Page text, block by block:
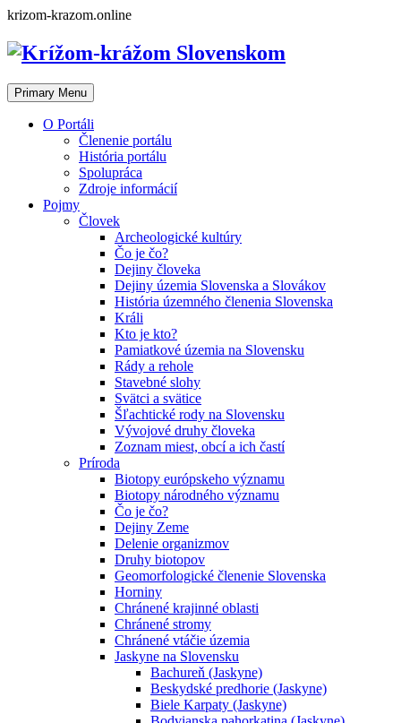
Skip
content
krizom-krazom.online
Primary Menu
O Portáli
Členenie portálu
História portálu
Spolupráca
Zdroje informácií
Pojmy
Človek
Archeologické kultúry
Čo je čo?
Dejiny človeka
Dejiny územia Slovenska a Slovákov
História územného členenia Slovenska
Králi
Kto je kto?
Pamiatkové územia na Slovensku
Rády a rehole
Stavebné slohy
Svätci a svätice
Šľachtické rody na Slovensku
Vývojové druhy človeka
Zoznam miest, obcí a ich častí
Príroda
Biotopy európskeho významu
Biotopy národného významu
Čo je čo?
Dejiny Zeme
Delenie organizmov
Druhy biotopov
Geomorfologické členenie Slovenska
Horniny
Chránené krajinné oblasti
Chránené stromy
Chránené vtáčie územia
Jaskyne na Slovensku
Bachureň (Jaskyne)
Beskydské predhorie (Jaskyne)
Biele Karpaty (Jaskyne)